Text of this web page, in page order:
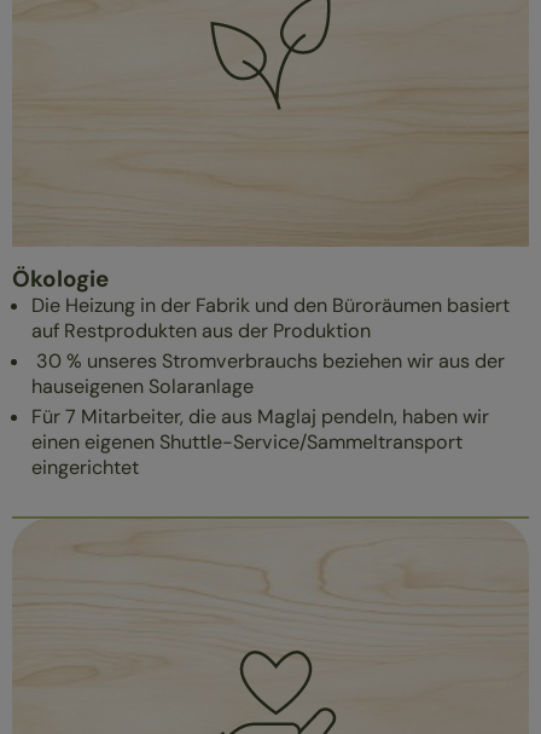
Ökologie
Die Heizung in der Fabrik und den Büroräumen basiert
auf Restprodukten aus der Produktion
30 % unseres Stromverbrauchs beziehen wir aus der
hauseigenen Solaranlage
Für 7 Mitarbeiter, die aus Maglaj pendeln, haben wir
einen eigenen Shuttle-Service/Sammeltransport
eingerichtet